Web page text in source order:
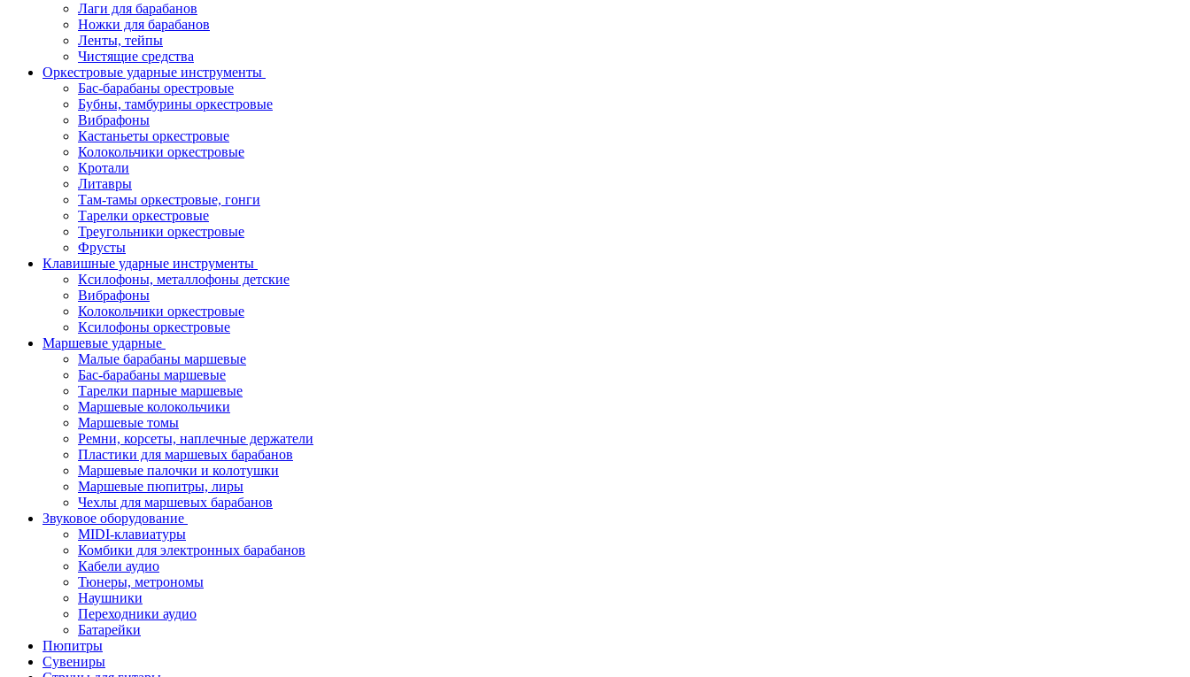
Лаги для барабанов
Ножки для барабанов
Ленты, тейпы
Чистящие средства
Оркестровые ударные инструменты
Бас-барабаны орестровые
Бубны, тамбурины оркестровые
Вибрафоны
Кастаньеты оркестровые
Колокольчики оркестровые
Кротали
Литавры
Там-тамы оркестровые, гонги
Тарелки оркестровые
Треугольники оркестровые
Фрусты
Клавишные ударные инструменты
Ксилофоны, металлофоны детские
Вибрафоны
Колокольчики оркестровые
Ксилофоны оркестровые
Маршевые ударные
Малые барабаны маршевые
Бас-барабаны маршевые
Тарелки парные маршевые
Маршевые колокольчики
Маршевые томы
Ремни, корсеты, наплечные держатели
Пластики для маршевых барабанов
Маршевые палочки и колотушки
Маршевые пюпитры, лиры
Чехлы для маршевых барабанов
Звуковое оборудование
MIDI-клавиатуры
Комбики для электронных барабанов
Кабели аудио
Тюнеры, метрономы
Наушники
Переходники аудио
Батарейки
Пюпитры
Сувениры